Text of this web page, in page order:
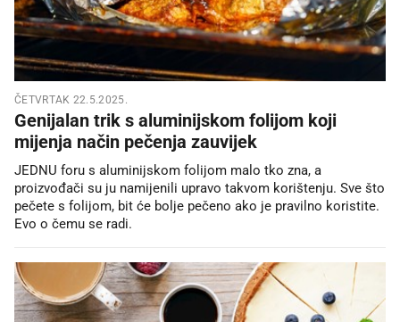
ČETVRTAK 22.5.2025.
Genijalan trik s aluminijskom folijom koji
mijenja način pečenja zauvijek
JEDNU foru s aluminijskom folijom malo tko zna, a
proizvođači su ju namijenili upravo takvom korištenju. Sve što
pečete s folijom, bit će bolje pečeno ako je pravilno koristite.
Evo o čemu se radi.